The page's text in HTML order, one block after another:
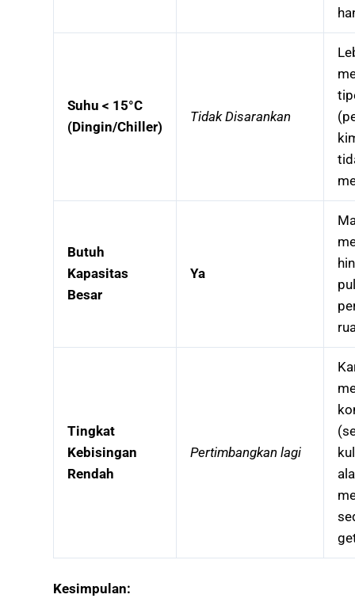
Suhu < 15°C
(Dingin/Chiller)
Tidak Disarankan
Butuh
Kapasitas
Besar
Ya
Tingkat
Kebisingan
Rendah
Pertimbangkan lagi
Kesimpulan: